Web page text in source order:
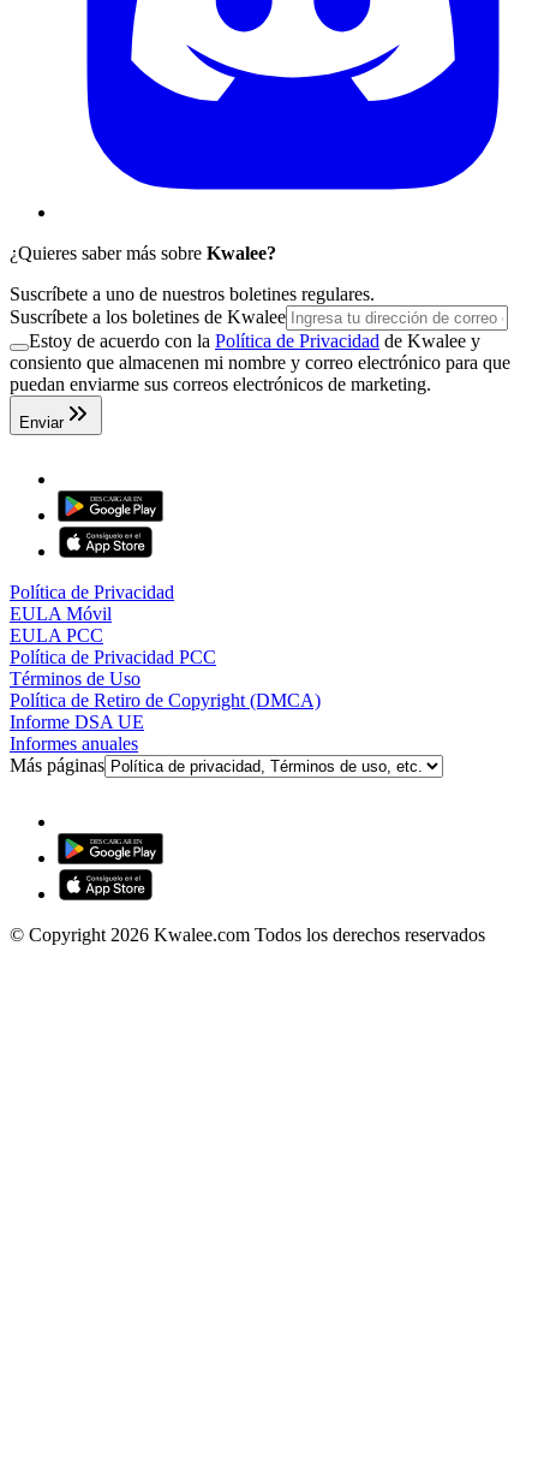
¿Quieres saber más sobre Kwalee?
Suscríbete a uno de nuestros boletines regulares.
Suscríbete a los boletines de Kwalee
Estoy de acuerdo con la Política de Privacidad de Kwalee y
consiento que almacenen mi nombre y correo electrónico para que
puedan enviarme sus correos electrónicos de marketing.
Enviar
Política de Privacidad
EULA Móvil
EULA PCC
Política de Privacidad PCC
Términos de Uso
Política de Retiro de Copyright (DMCA)
Informe DSA UE
Informes anuales
Más páginas
© Copyright 2026 Kwalee.com Todos los derechos reservados